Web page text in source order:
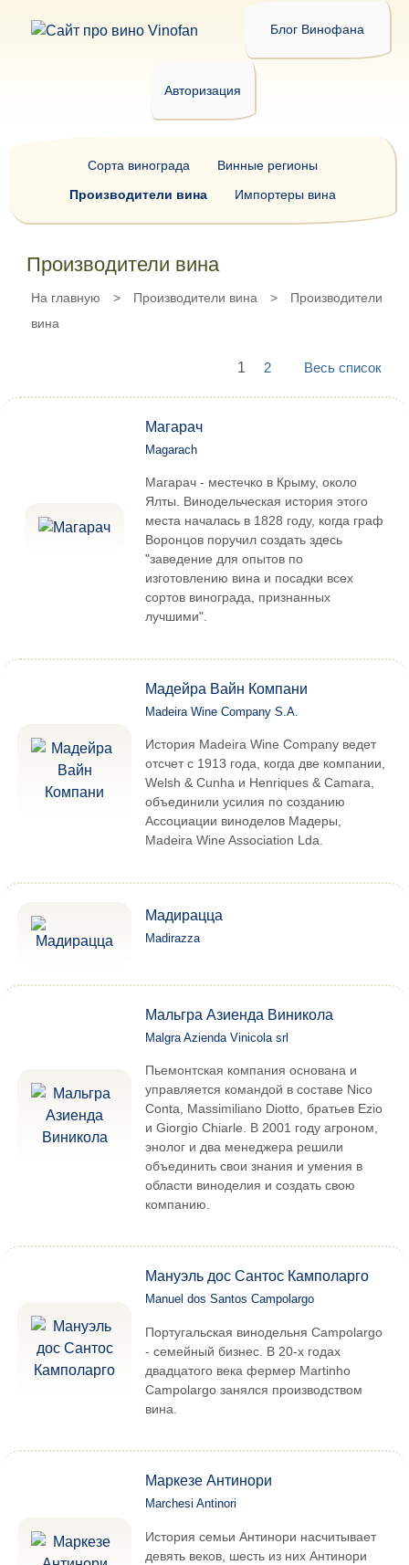
Блог Винофана
Авторизация
Производители вина
На главную > Производители вина >
Производители
вина
1 2 Весь список
Магарач
Magarach
Магарач - местечко в Крыму, около
Ялты. Винодельческая история этого
места началась в 1828 году, когда граф
Воронцов поручил создать здесь
"заведение для опытов по
изготовлению вина и посадки всех
сортов винограда, признанных
лучшими".
Мадейра Вайн Компани
Madeira Wine Company S.A.
История Madeira Wine Company ведет
отсчет с 1913 года, когда две компании,
Welsh & Cunha и Henriques & Camara,
объединили усилия по созданию
Ассоциации виноделов Мадеры,
Madeira Wine Association Lda.
Мадирацца
Madirazza
Мальгра Азиенда Виникола
Malgra Azienda Vinicola srl
Пьемонтская компания основана и
управляется командой в составе Nico
Conta, Massimiliano Diotto, братьев Ezio
и Giorgio Chiarle. В 2001 году агроном,
энолог и два менеджера решили
объединить свои знания и умения в
области виноделия и создать свою
компанию.
Мануэль дос Сантос Камполарго
Manuel dos Santos Campolargo
Португальская винодельня Campolargo
- семейный бизнес. В 20-х годах
двадцатого века фермер Martinho
Campolargo занялся производством
вина.
Маркезе Антинори
Marchesi Antinori
История семьи Антинори насчитывает
девять веков, шесть из них Антинори
Сорта винограда
Винные регионы
Производители вина
Импортеры вина